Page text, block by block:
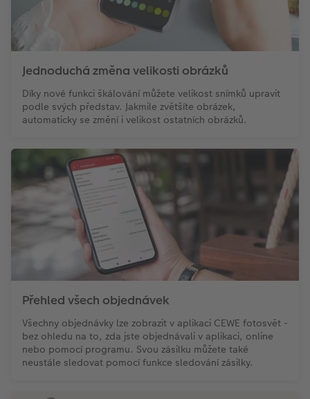
Jednoduchá změna velikosti obrázků
Díky nové funkci škálování můžete velikost snímků upravit
podle svých představ. Jakmile zvětšíte obrázek,
automaticky se změní i velikost ostatních obrázků.
Přehled všech objednávek
Všechny objednávky lze zobrazit v aplikaci CEWE fotosvět -
bez ohledu na to, zda jste objednávali v aplikaci, online
nebo pomocí programu. Svou zásilku můžete také
neustále sledovat pomocí funkce sledování zásilky.